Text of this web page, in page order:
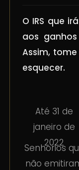
O IRS que
aos
Assim,
esquecer.
Até 31 de
janeiro de
2022
Senhorios
não